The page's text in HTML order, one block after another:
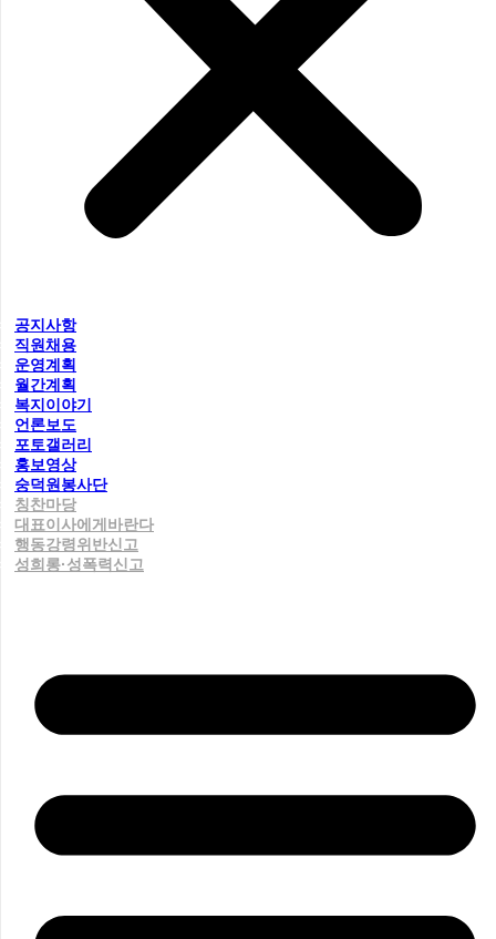
공지사항
직원채용
운영계획
월간계획
복지이야기
언론보도
포토갤러리
홍보영상
숭덕원봉사단
칭찬마당
대표이사에게바란다
행동강령위반신고
성희롱·성폭력신고